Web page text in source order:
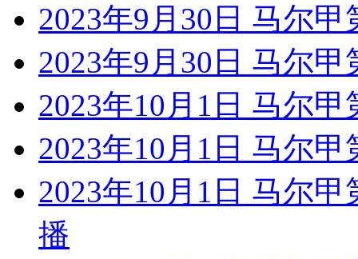
2023年9月30日 马尔
2023年9月30日 马尔
2023年10月1日 马尔
2023年10月1日 马尔
2023年10月1日 马尔
播